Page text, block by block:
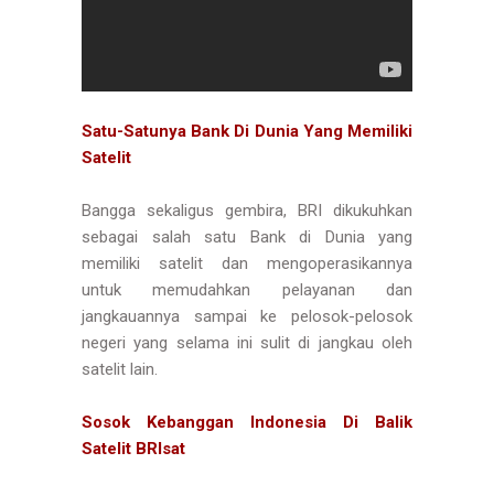
Satu-Satunya Bank Di Dunia Yang Memiliki
Satelit
Bangga sekaligus gembira, BRI dikukuhkan
sebagai salah satu Bank di Dunia yang
memiliki satelit dan mengoperasikannya
untuk memudahkan pelayanan dan
jangkauannya sampai ke pelosok-pelosok
negeri yang selama ini sulit di jangkau oleh
satelit lain.
Sosok Kebanggan Indonesia Di Balik
Satelit BRIsat